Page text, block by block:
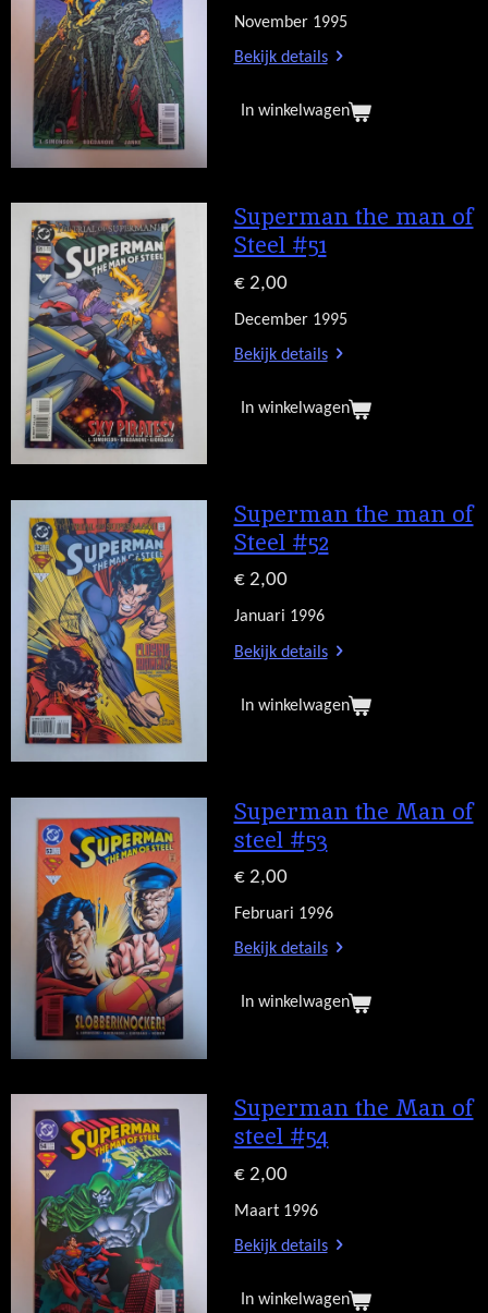
November 1995
Bekijk details
In winkelwagen
Superman the man of
Steel #51
€ 2,00
December 1995
Bekijk details
In winkelwagen
Superman the man of
Steel #52
€ 2,00
Januari 1996
Bekijk details
In winkelwagen
Superman the Man of
steel #53
€ 2,00
Februari 1996
Bekijk details
In winkelwagen
Superman the Man of
steel #54
€ 2,00
Maart 1996
Bekijk details
In winkelwagen